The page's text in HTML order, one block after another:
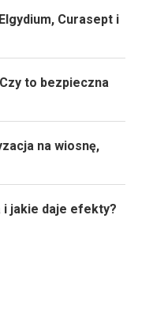
Curasept i
to bezpieczna
na wiosnę,
i jakie daje efekty?